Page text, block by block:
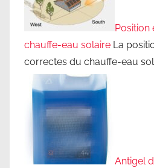
Position
chauffe-eau solaire La
correctes du chauffe-eau
Antigel